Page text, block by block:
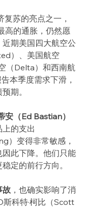
苏的亮点之一，
高的通胀，仍然愿
期美国四大航空公
）、美国航空
（Delta）和西南航
本季度需求下滑，
期。
安（Ed Bastian）
的支出
）变得非常敏感，
此下降。他们只能
定的前行方向。
故，也确实影响了消
科特·柯比（Scott